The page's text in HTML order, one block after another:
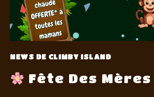
NEWS DE CLIMBY ISLAND
Fête Des Mères